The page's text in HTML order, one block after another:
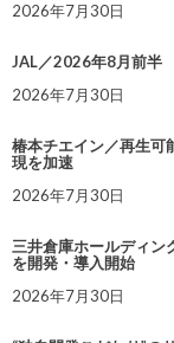
2026年7月30日
JAL／2026年8月前半
2026年7月30日
椿本チエイン／再生可
現を加速
2026年7月30日
三井倉庫ホールディン
を開発・導入開始
2026年7月30日